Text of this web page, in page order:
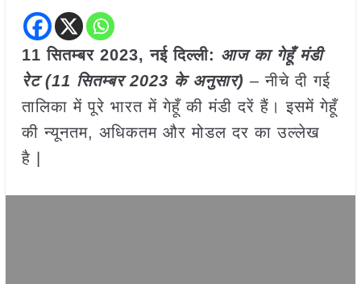
11 सितम्बर 2023, नई दिल्ली: आज का गेहूँ मंडी
रेट (11 सितम्बर 2023 के अनुसार) – नीचे दी गई
तालिका में पूरे भारत में गेहूँ की मंडी दरें हैं। इसमें गेहूँ
की न्यूनतम, अधिकतम और मोडल दर का उल्लेख
है |